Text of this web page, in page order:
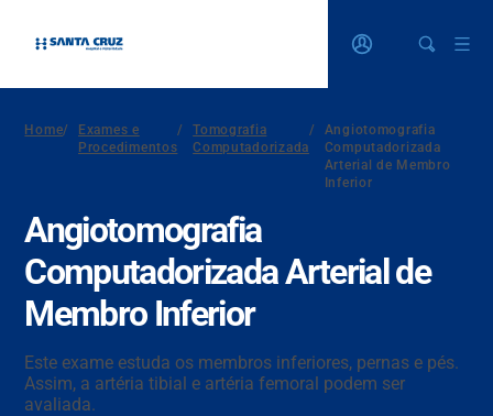
Home/
Exames e
Procedimentos
/
Tomografia
Computadorizada
/
Angiotomografia
Computadorizada
Arterial de Membro
Inferior
Angiotomografia
Computadorizada Arterial de
Membro Inferior
Este exame estuda os membros inferiores, pernas e pés.
Assim, a artéria tibial e artéria femoral podem ser
avaliada.